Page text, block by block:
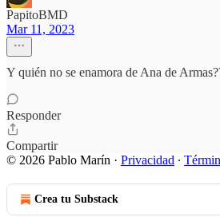
PapitoBMD
Mar 11, 2023
Y quién no se enamora de Ana de
Responder
Compartir
© 2026 Pablo Marín · Privacidad ∙
Crea tu Substack